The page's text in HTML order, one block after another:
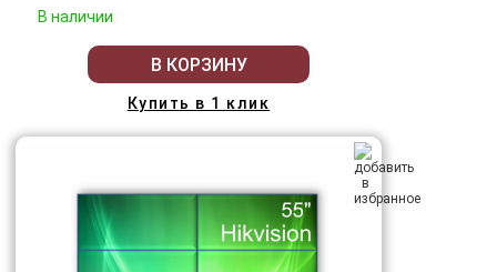
В наличии
В КОРЗИНУ
Купить в 1 клик